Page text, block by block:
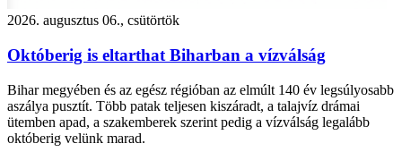
2026. augusztus 06., csütörtök
Októberig is eltarthat Biharban a vízválság
Bihar megyében és az egész régióban az elmúlt 140 év legsúlyosabb
aszálya pusztít. Több patak teljesen kiszáradt, a talajvíz drámai
ütemben apad, a szakemberek szerint pedig a vízválság legalább
októberig velünk marad.